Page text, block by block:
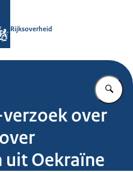
Rijksoverheid
over
Oekraïne